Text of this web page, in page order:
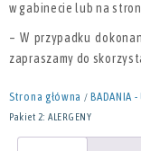
w gabinecie lub na
– W przypadku
zapraszamy do
Strona główna / BADANIA -
Pakiet 2: ALERGENY